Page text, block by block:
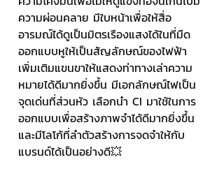
ความผ่อนคลาย มีใบหน้าเพื่อให้สื่อ
อารมณ์ได้ดูเป็นมิตรเรืองแสงได้ในที่มืด
ออกแบบหูให้เป็นสัญลักษณ์ของไฟฟ้า
เพิ่มเติมแขนขาให้แสดงท่าทางเล่าความ
หมายได้ดีมากยิ่งขึ้น มีเอกลักษณ์ไฟเป็น
จุดเด่นที่ส่วนหัว เลือกนำ CI มาใช้ในการ
ออกแบบเพื่อสร้างภาพจำได้ดีมากยิ่งขึ้น
และมีโลโก้ที่ลำตัวสร้างการจดจำให้กับ
แบรนด์ได้เป็นอย่างดี💥